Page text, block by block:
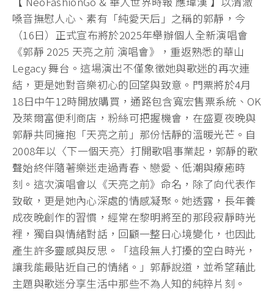
嗓音撫慰人心、素有「純愛天后」之稱的郭靜，今
（16日）正式宣布將於2025年舉辦個人全新演唱會
《郭靜 2025 天亮之前 演唱會》，重返熟悉的華山
Legacy 舞台。這場演出不僅象徵她與歌迷的再次連
結，更是她對音樂初心的回望與致意。門票將於4月
18日中午12時開放購買，通路包含寬宏售票系統、OK
及萊爾富便利商店，粉絲可把握機會，在盛夏夜晚與
郭靜共同擁抱「天亮之前」那份恬靜的溫暖光芒。自
2008年以〈下一個天亮〉打開歌唱事業起，郭靜的歌
聲始終伴隨著樂迷走過青春、戀愛、低潮與療癒時
刻。這次演唱會以《天亮之前》命名，除了向代表作
致敬，更是她內心深處的情感凝聚。她透露，長年養
成夜晚創作的習慣，經常在黎明將至的那段寂靜時光
裡，獨自與情緒對話，回顧一整日心境變化，也因此
產生許多靈感與反思。「這段無人打擾的空白時光，
讓我能最貼近自己的情緒。」郭靜說道，並希望藉此
主題與歌迷分享生活中那些不為人知的純粹片刻。